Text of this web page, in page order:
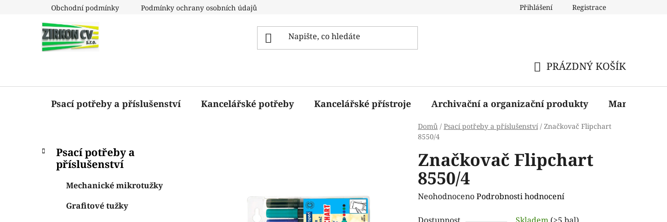
Obchodní podmínky Podmínky ochrany osobních údajů Přihlášení Registrace
KOŠÍK
PRÁZDNÝ KOŠÍK
Psací potřeby a příslušenství Kancelářské potřeby Kancelářské přístroje Archivační a organizační produkty Manažerské
Domů / Psací potřeby a příslušenství / Značkovač Flipchart
8550/4
P
Přeskočit
kategorie
K
a
Psací potřeby a
příslušenství
Mechanické mikrotužky
Grafitové tužky
Značkovač Flipchart
8550/4
Průměrné
NeohodnocenoPodrobnosti hodnocení